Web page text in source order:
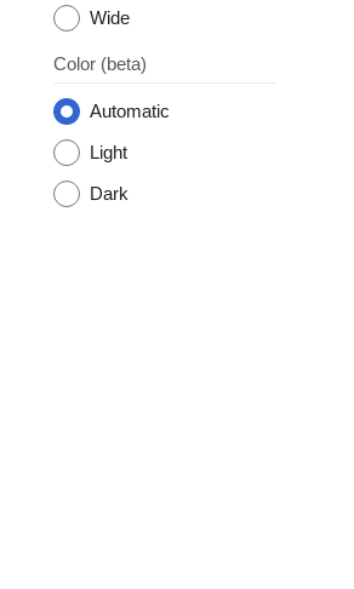
Wide
Color (beta)
Automatic
Light
Dark